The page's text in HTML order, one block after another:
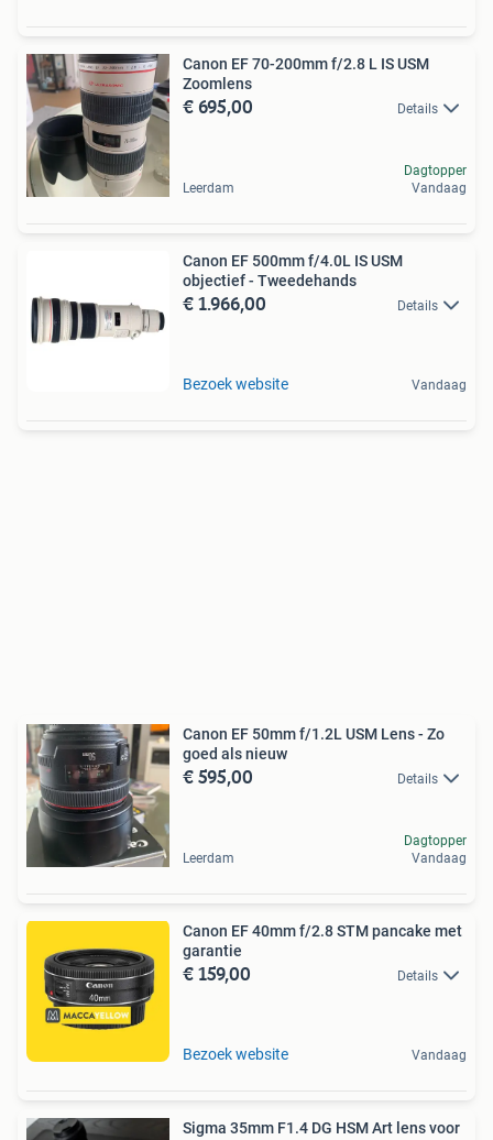
Canon EF 70-200mm f/2.8 L IS USM
Zoomlens
€ 695,00 Details
Leerdam
Dagtopper
Vandaag
Canon EF 500mm f/4.0L IS USM
objectief - Tweedehands
€ 1.966,00 Details
Bezoek website Vandaag
Canon EF 50mm f/1.2L USM Lens - Zo
goed als nieuw
€ 595,00 Details
Leerdam
Dagtopper
Vandaag
Canon EF 40mm f/2.8 STM pancake met
garantie
€ 159,00 Details
Bezoek website Vandaag
Sigma 35mm F1.4 DG HSM Art lens voor